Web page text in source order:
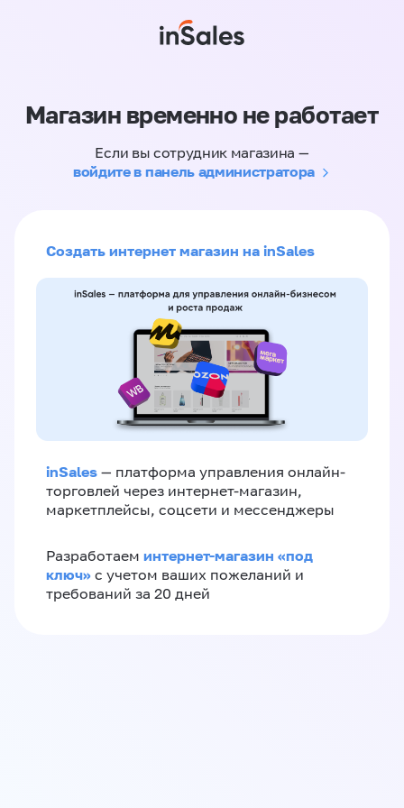
Магазин временно не работает
Если вы сотрудник магазина —
войдите в панель администратора
Создать интернет магазин на inSales
inSales — платформа управления онлайн-
торговлей через интернет-магазин,
маркетплейсы, соцсети и мессенджеры
Разработаем интернет-магазин «‎под
ключ»‎ с учетом ваших пожеланий и
требований за 20 дней